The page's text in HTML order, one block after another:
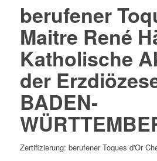
berufener
Maitre René
Katholische
der
BADEN-
Zertifizierung: berufener Toques d'Or